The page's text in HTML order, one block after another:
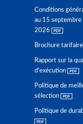
Conditions
au 15 septembre
2026
Brochure tarifaire
Rapport sur la
d'exécution
Politique de
sélection
Politique de